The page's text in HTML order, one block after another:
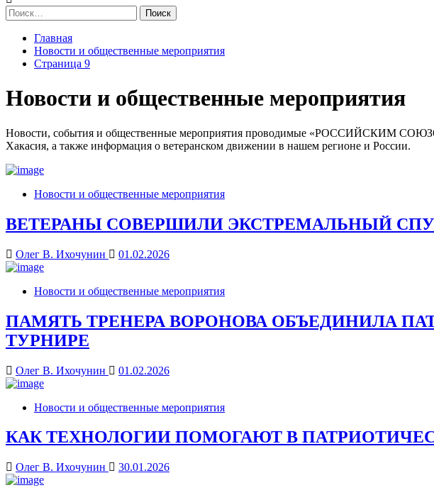
Найти:
Главная
Новости и общественные мероприятия
Страница 9
Новости и общественные мероприятия
Новости, события и общественные мероприятия проводимые
Хакасия, а также информация о ветеранском движении в нашем регионе и России.
Новости и общественные мероприятия
ВЕТЕРАНЫ СОВЕРШИЛИ ЭКСТРЕМАЛЬНЫЙ
Олег В. Ихочунин 01.02.2026
Новости и общественные мероприятия
ПАМЯТЬ ТРЕНЕРА ВОРОНОВА ОБЪЕДИНИЛА
ТУРНИРЕ
Олег В. Ихочунин 01.02.2026
Новости и общественные мероприятия
КАК ТЕХНОЛОГИИ ПОМОГАЮТ В
Олег В. Ихочунин 30.01.2026